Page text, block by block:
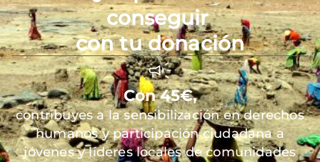
conseguir
con tu donación
Con 45€,
contribuyes a la sensibilización en derechos
humanos y participación ciudadana a
jóvenes y líderes locales de comunidades